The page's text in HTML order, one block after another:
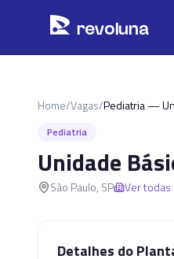
revoluna
Home/Vagas/Pediatria —
Pediatria
Unidade
São Paulo, SP Ver todas
Detalhes do